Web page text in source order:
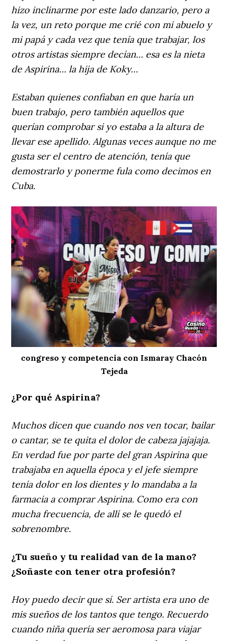
hizo inclinarme por este lado danzario, pero a
la vez, un reto porque me crié con mi abuelo y
mi papá y cada vez que tenía que trabajar, los
otros artistas siempre decían… esa es la nieta
de Aspirina… la hija de Koky…
Estaban quienes confiaban en que haría un
buen trabajo, pero también aquellos que
querían comprobar si yo estaba a la altura de
llevar ese apellido. Algunas veces aunque no me
gusta ser el centro de atención, tenía que
demostrarlo y ponerme fula como decimos en
Cuba.
congreso y competencia con Ismaray Chacón
Tejeda
¿Por qué Aspirina?
Muchos dicen que cuando nos ven tocar, bailar
o cantar, se te quita el dolor de cabeza jajajaja.
En verdad fue por parte del gran Aspirina que
trabajaba en aquella época y el jefe siempre
tenía dolor en los dientes y lo mandaba a la
farmacia a comprar Aspirina. Como era con
mucha frecuencia, de allí se le quedó el
sobrenombre.
¿Tu sueño y tu realidad van de la mano?
¿Soñaste con tener otra profesión?
Hoy puedo decir que sí. Ser artista era uno de
mis sueños de los tantos que tengo. Recuerdo
cuando niña quería ser aeromosa para viajar